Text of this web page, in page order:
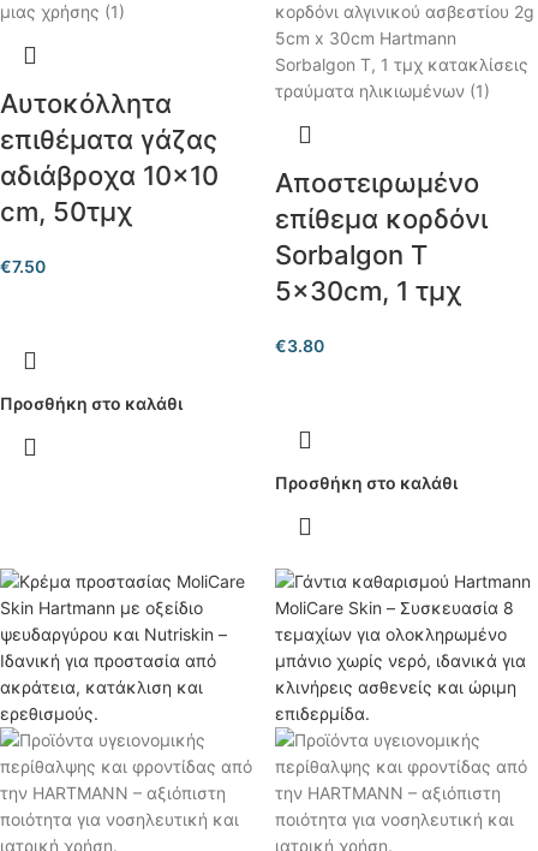
Αυτοκόλλητα
επιθέματα γάζας
αδιάβροχα 10×10
cm, 50τμχ
€7.50
Προσθήκη στο καλάθι
Αποστειρωμένο
επίθεμα κορδόνι
Sorbalgon T
5x30cm, 1 τμχ
€3.80
Προσθήκη στο καλάθι